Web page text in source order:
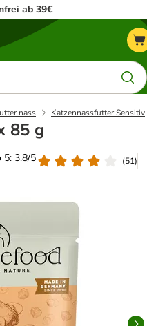
ab 39€
nass Katzennassfutter Sensitiv
85 g
5: 3.8/5
(51)